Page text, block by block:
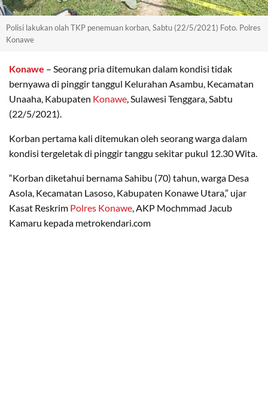
Polisi lakukan olah TKP penemuan korban, Sabtu (22/5/2021) Foto. Polres
Konawe
Konawe – Seorang pria ditemukan dalam kondisi tidak
bernyawa di pinggir tanggul Kelurahan Asambu, Kecamatan
Unaaha, Kabupaten Konawe , Sulawesi Tenggara, Sabtu
(22/5/2021).
Korban pertama kali ditemukan oleh seorang warga dalam
kondisi tergeletak di pinggir tanggu sekitar pukul 12.30 Wita.
“Korban diketahui bernama Sahibu (70) tahun, warga Desa
Asola, Kecamatan Lasoso, Kabupaten Konawe Utara,” ujar
Kasat Reskrim Polres Konawe , AKP Mochmmad Jacub
Kamaru kepada metrokendari.com